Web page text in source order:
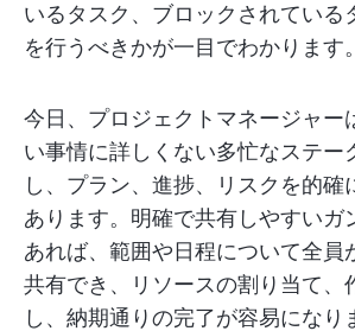
いるタスク、ブロックされている
を行うべきかが一目でわかります。
今日、プロジェクトマネージャー
い事情に詳しくない多忙なステー
し、プラン、進捗、リスクを的確
あります。明確で共有しやすいガ
あれば、範囲や日程について全員
共有でき、リソースの割り当て、
し、納期通りの完了が容易になり